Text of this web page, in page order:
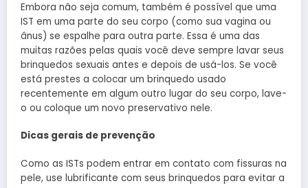
Embora não seja comum, também é possível que uma
IST em uma parte do seu corpo (como sua vagina ou
ânus) se espalhe para outra parte. Essa é uma das
muitas razões pelas quais você deve sempre lavar seus
brinquedos sexuais antes e depois de usá-los. Se você
está prestes a colocar um brinquedo usado
recentemente em algum outro lugar do seu corpo, lave-
o ou coloque um novo preservativo nele.
Dicas gerais de prevenção
Como as ISTs podem entrar em contato com fissuras na
pele, use lubrificante com seus brinquedos para evitar a